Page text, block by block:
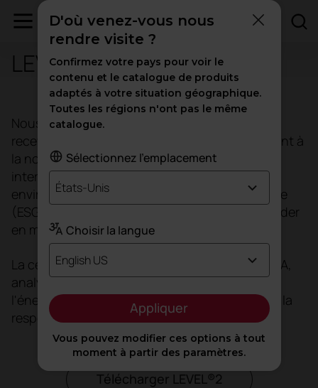
LEVEL®
Nous sommes le premier fabricant espagnol à
recevoir la certification LEVEL® 2, conformément à
la norme FEMB 2023. Cette reconnaissance
internationale évalue les aspects
environnementaux, sociaux et de gouvernance
(ESG), positionnant l'entreprise comme un leader
en matière de durabilité.
La certification LEVEL®, auditée par CERTINALIA,
analyse quatre domaines clés : les matériaux,
l'énergie, la gestion des produits chimiques et la
responsabilité sociale.
Télécharger LEVEL®2
D'où venez-vous nous
rendre visite ?
Confirmez votre pays pour voir le
contenu et le catalogue de produits
adaptés à votre situation géographique.
Toutes les régions n'ont pas le même
catalogue.
Sélectionnez l'emplacement
États-Unis
Choisir la langue
English US
Appliquer
Vous pouvez modifier ces options à tout
moment à partir des paramètres.